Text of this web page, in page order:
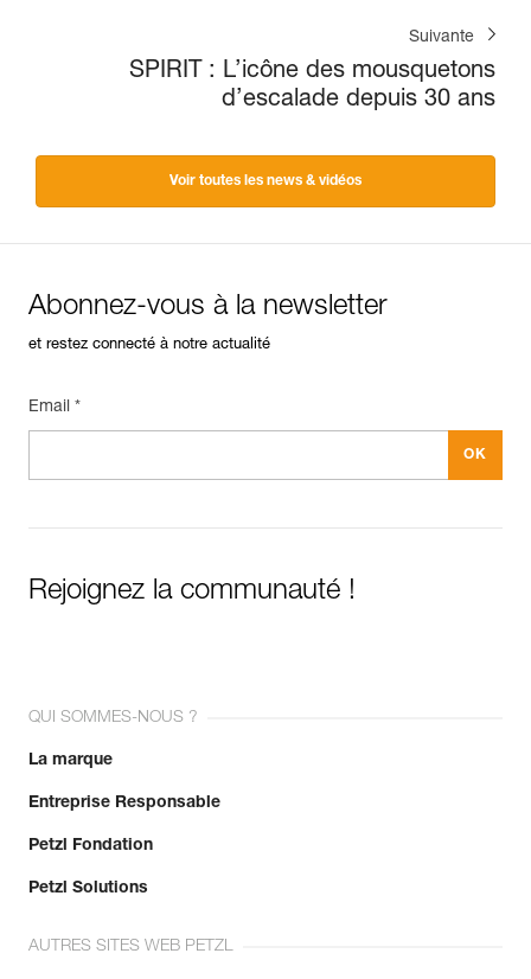
Suivante
SPIRIT : L’icône des mousquetons
d’escalade depuis 30 ans
Voir toutes les news & vidéos
Abonnez-vous à la newsletter
et restez connecté à notre actualité
Email *
Rejoignez la communauté !
QUI SOMMES-NOUS ?
La marque
Entreprise Responsable
Petzl Fondation
Petzl Solutions
AUTRES SITES WEB PETZL